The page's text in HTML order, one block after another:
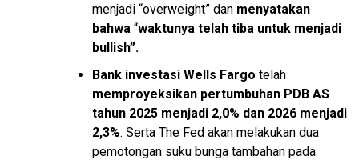
menjadi “overweight” dan menyatakan
bahwa “waktunya telah tiba untuk menjadi
bullish”.
Bank investasi Wells Fargo telah
memproyeksikan pertumbuhan PDB AS
tahun 2025 menjadi 2,0% dan 2026 menjadi
2,3%. Serta The Fed akan melakukan dua
pemotongan suku bunga tambahan pada